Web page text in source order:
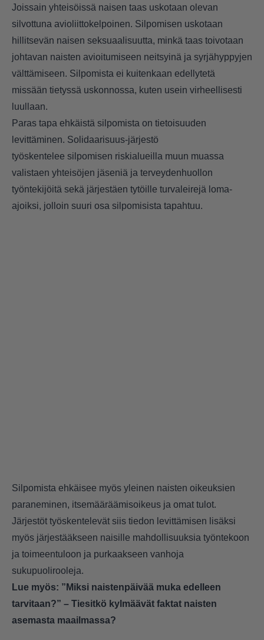
Joissain yhteisöissä naisen taas uskotaan olevan
silvottuna avioliittokelpoinen. Silpomisen uskotaan
hillitsevän naisen seksuaalisuutta, minkä taas toivotaan
johtavan naisten avioitumiseen neitsyinä ja syrjähyppyjen
välttämiseen. Silpomista ei kuitenkaan edellytetä
missään tietyssä uskonnossa, kuten usein virheellisesti
luullaan.
Paras tapa ehkäistä silpomista on tietoisuuden
levittäminen. Solidaarisuus-järjestö
työskentelee silpomisen riskialueilla muun muassa
valistaen yhteisöjen jäseniä ja terveydenhuollon
työntekijöitä sekä järjestäen tytöille turvaleirejä loma-
ajoiksi, jolloin suuri osa silpomisista tapahtuu.
Silpomista ehkäisee myös yleinen naisten oikeuksien
paraneminen, itsemääräämisoikeus ja omat tulot.
Järjestöt työskentelevät siis tiedon levittämisen lisäksi
myös järjestääkseen naisille mahdollisuuksia työntekoon
ja toimeentuloon ja purkaakseen vanhoja
sukupuolirooleja.
Lue myös: ”Miksi naistenpäivää muka edelleen
tarvitaan?” – Tiesitkö kylmäävät faktat naisten
asemasta maailmassa?